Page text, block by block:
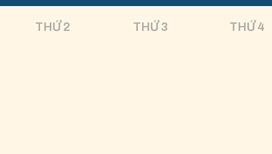
THỨ 2 THỨ 3 THỨ 4